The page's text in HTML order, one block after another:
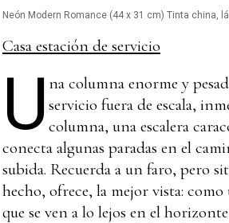
Neón Modern Romance (44 x 31 cm) Tinta china,
Casa estación de servicio
U na columna enorme y
servicio fuera de escala,
columna, una escalera
conecta algunas paradas en el
subida. Recuerda a un faro, pero
hecho, ofrece, la mejor vista:
que se ven a lo lejos en el